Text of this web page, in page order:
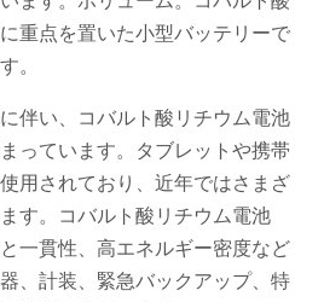
重点を置いた小型バッテリーで
。
伴い、コバルト酸リチウム電池
っています。タブレットや携帯
用されており、近年ではさまざ
す。コバルト酸リチウム電池
一貫性、高エネルギー密度など
、計装、緊急バックアップ、特